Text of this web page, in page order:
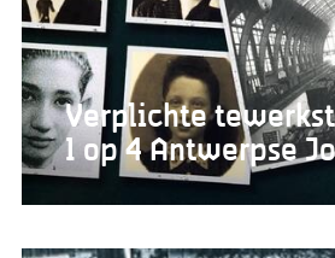
Verplichte
1 op 4 Antwerpse